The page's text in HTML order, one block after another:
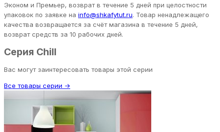
Эконом и Премьер, возврат в течение 5 дней при целостности
упаковок по заявке на info@shkafytut.ru. Товар ненадлежащего
качества возвращается за счёт магазина в течение 5 дней,
возврат средств за 10 рабочих дней.
Серия Chill
Вас могут заинтересовать товары этой серии
Все товары серии →